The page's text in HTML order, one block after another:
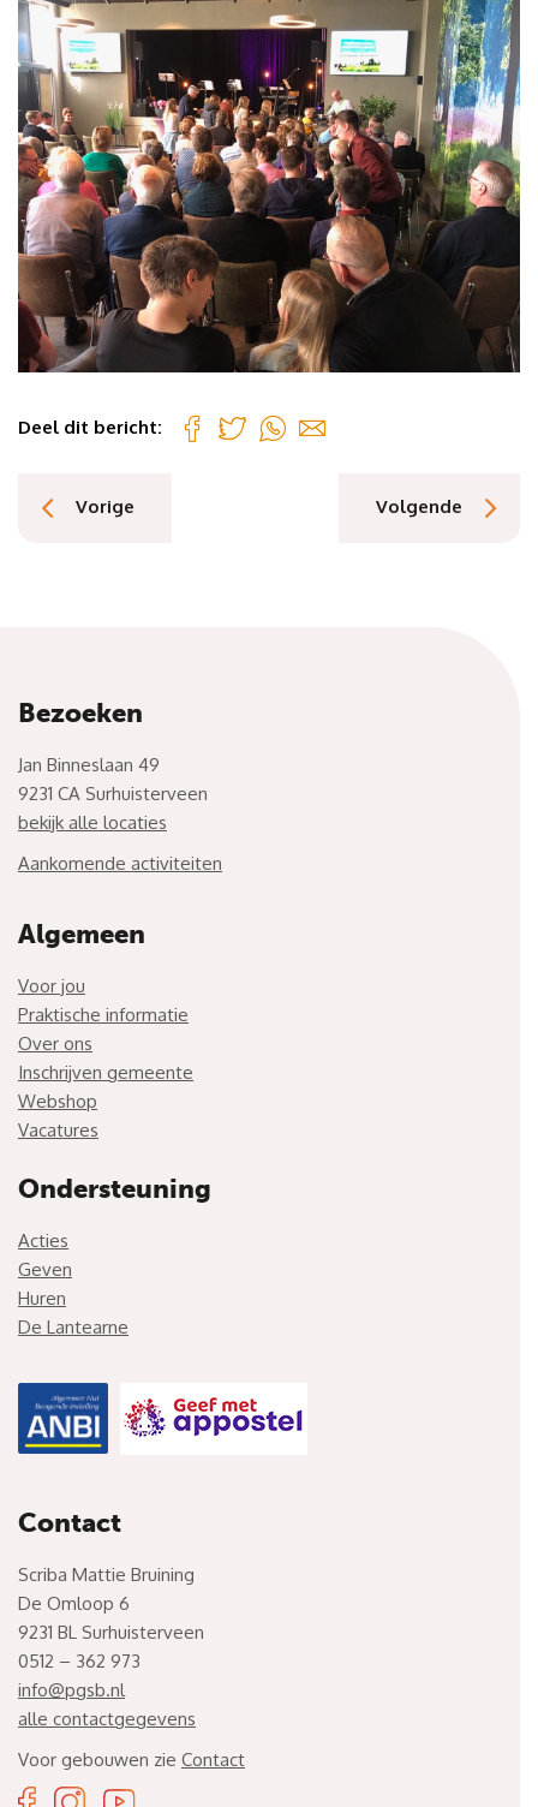
Deel dit bericht:
Vorige Volgende
Bezoeken
Jan Binneslaan 49
9231 CA Surhuisterveen
bekijk alle locaties
Aankomende activiteiten
Algemeen
Voor jou
Praktische informatie
Over ons
Inschrijven gemeente
Webshop
Vacatures
Ondersteuning
Acties
Geven
Huren
De Lantearne
Contact
Scriba Mattie Bruining
De Omloop 6
9231 BL Surhuisterveen
0512 – 362 973
info@pgsb.nl
alle contactgegevens
Voor gebouwen zie Contact